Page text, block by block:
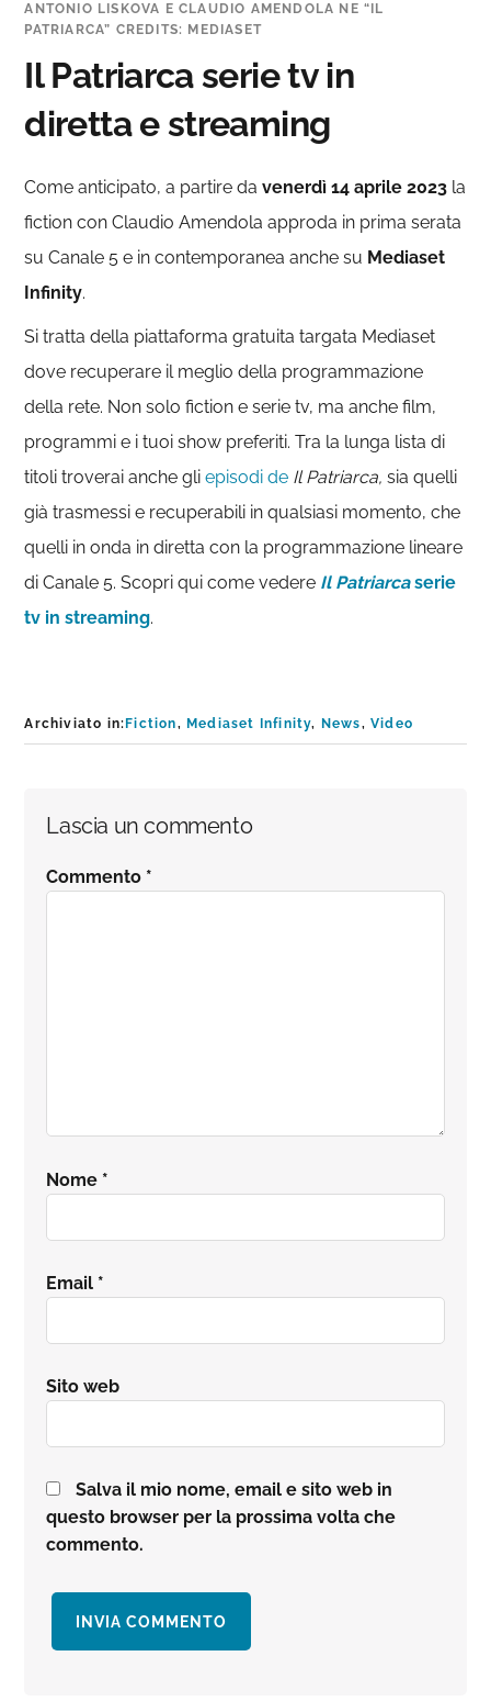
ANTONIO LISKOVA E CLAUDIO AMENDOLA NE “IL
PATRIARCA” CREDITS: MEDIASET
Il Patriarca serie tv in
diretta e streaming
Come anticipato, a partire davenerdì 14 aprile 2023 la
fiction con Claudio Amendola approda in prima serata
su Canale 5 e in contemporanea anche su Mediaset
Infinity.
Si tratta della piattaforma gratuita targata Mediaset
dove recuperare il meglio della programmazione
della rete. Non solo fiction e serie tv, ma anche film,
programmi e i tuoi show preferiti. Tra la lunga lista di
titoli troverai anche gliepisodi de Il Patriarca,sia quelli
già trasmessi e recuperabili in qualsiasi momento, che
quelli in onda in diretta con la programmazione lineare
di Canale 5. Scopri qui come vedere Il Patriarcaserie
tv in streaming.
Archiviato in: Fiction, Mediaset Infinity, News,Video
Interazioni
del
Lascia un commento
Commento *
Nome *
Email *
Sito web
Salva il mio nome, email e sito web in
questo browser per la prossima volta che
commento.